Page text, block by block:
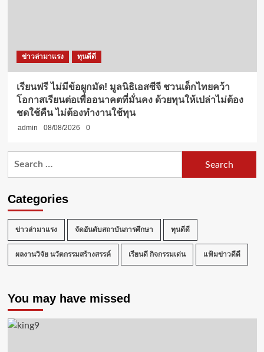
ข่าวล่ามาแรง ทุนดีดี
เรียนฟรี ไม่มีข้อผูกมัด! มูลนิธิเอสซีจี ชวนเด็กไทยคว้า
โอกาสเรียนต่อเพื่ออนาคตที่มั่นคง ด้วยทุนให้เปล่าไม่ต้อง
ชดใช้คืน ไม่ต้องทำงานใช้ทุน
admin 08/08/2026 0
Categories
ข่าวล่ามาแรง จัดอันดับสถาบันการศึกษา ทุนดีดี
ผลงานวิจัย นวัตกรรมสร้างสรรค์ เรียนดี กิจกรรมเด่น แฟ้มข่าวดีดี
You may have missed